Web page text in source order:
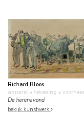
Richard Bloos
aquarel • tekening •
De herenavond
bekijk kunstwerk